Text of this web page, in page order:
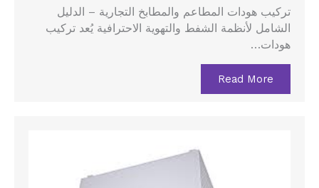
تركيب هودات المطاعم والمطابخ التجارية – الدليل
الشامل لأنظمة الشفط والتهوية الاحترافية يُعد تركيب
هودات…
Read More